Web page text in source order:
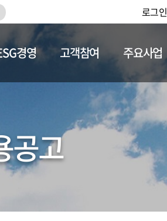
로그인
채용정보
경영 고객참여 주요사업
공고